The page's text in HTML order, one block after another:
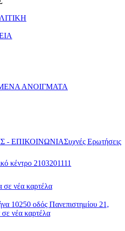
ΑΝΟΙΓΜΑΤΑ
- ΕΠΙΚΟΙΝΩΝΙΑΣυχνές Ερωτήσεις
κέντρο 2103201111
σε νέα καρτέλα
10250 οδός Πανεπιστημίου 21,
σε νέα καρτέλα